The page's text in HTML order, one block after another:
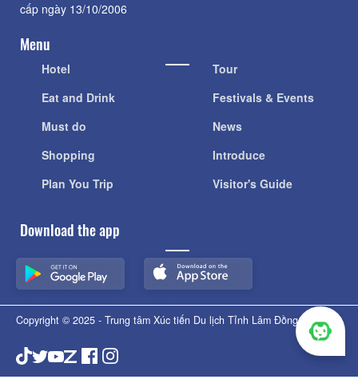
cấp ngày 13/10/2006
Menu
Hotel
Eat and Drink
Must do
Shopping
Plan You Trip
Tour
Festivals & Events
News
Introduce
Visitor's Guide
Download the app
Copyright © 2025 - Trung tâm Xúc tiến Du lịch Tỉnh Lâm Đồng